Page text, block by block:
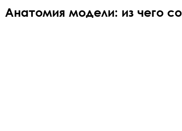
Анатомия модели: из чего